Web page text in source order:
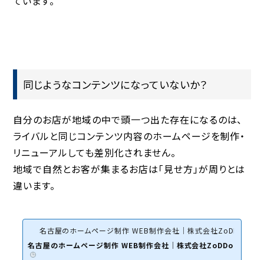
同じようなコンテンツになっていないか？
自分のお店が地域の中で頭一つ出た存在になるのは、
ライバルと同じコンテンツ内容のホームページを制作・
リニューアルしても差別化されません。
地域で自然とお客が集まるお店は「見せ方」が周りとは
違います。
名古屋のホームページ制作 WEB制作会社｜株式会社ZoDDo
名古屋のホームページ制作 WEB制作会社｜株式会社ZoDDo